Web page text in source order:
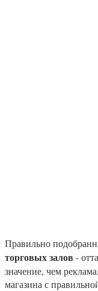
Правильно
торговых залов -
значение, чем
магазина с